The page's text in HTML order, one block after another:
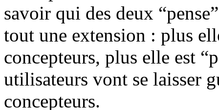
savoir qui des deux
tout une extension : plus
concepteurs, plus elle est
utilisateurs vont se laisser
concepteurs.